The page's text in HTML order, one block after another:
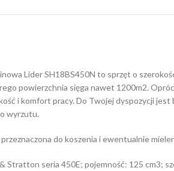
Lider SH18BS450N to sprzęt o
powierzchnia sięga nawet 1200m2.
i komfort pracy. Do Twojej dyspozycji
wyrzutu.
do koszenia i ewentualnie
Stratton seria 450E; pojemność: 125 cm3;